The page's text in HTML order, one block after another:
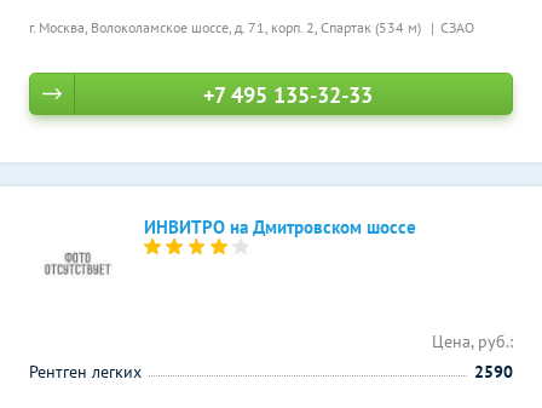
г. Москва, Волоколамское шоссе, д. 71, корп. 2, Спартак (534 м) СЗАО
+7 495 135-32-33
ИНВИТРО на Дмитровском шоссе
Цена, руб.:
Рентген легких
2590